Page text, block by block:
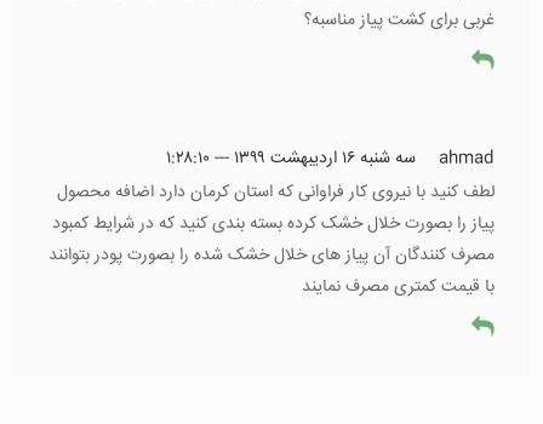
غربی برای کشت پیاز مناسبه؟
ahmad
سه شنبه ۱۶ اردیبهشت ۱۳۹۹ --- ۱:۲۸:۱۰
لطف کنید با نیروی کار فراوانی که استان کرمان دارد اضافه محصول
پیاز را بصورت خلال خشک کرده بسته بندی کنید که در شرایط کمبود
مصرف کنندگان آن پیاز های خلال خشک شده را بصورت پودر بتوانند
با قیمت کمتری مصرف نمایند